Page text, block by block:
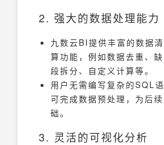
2. 强大的数据处理能力
九数云BI提供丰富的数据
算功能，例如数据去重、
段拆分、自定义计算等。
用户无需编写复杂的SQL
可完成数据预处理，为后
础。
3. 灵活的可视化分析